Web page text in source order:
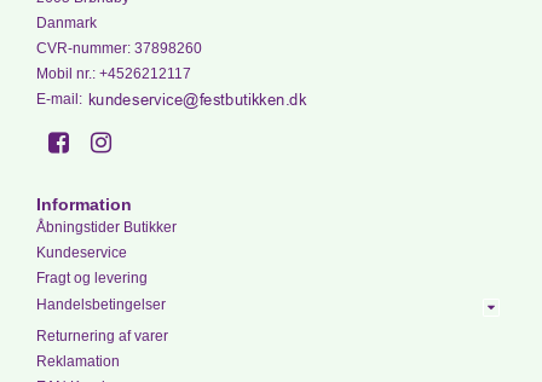
Danmark
CVR-nummer: 37898260
Mobil nr.: +4526212117
E-mail :
Information
Åbningstider Butikker
Kundeservice
Fragt og levering
Handelsbetingelser
Returnering af varer
Reklamation